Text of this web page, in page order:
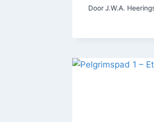
DoorJ.W.A.